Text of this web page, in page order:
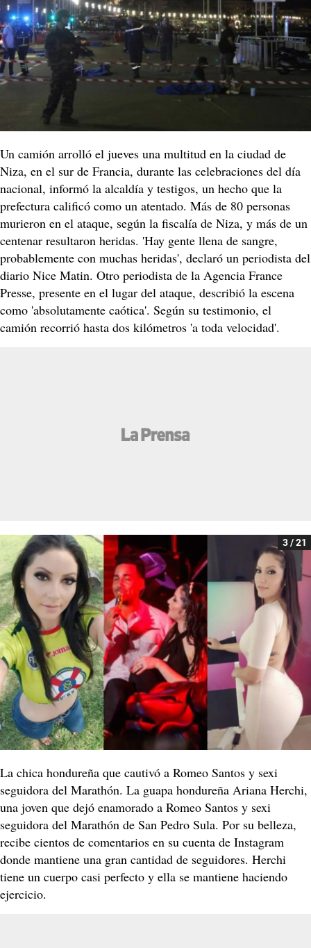
Un camión arrolló el jueves una multitud en la ciudad de
Niza, en el sur de Francia, durante las celebraciones del día
nacional, informó la alcaldía y testigos, un hecho que la
prefectura calificó como un atentado. Más de 80 personas
murieron en el ataque, según la fiscalía de Niza, y más de un
centenar resultaron heridas. 'Hay gente llena de sangre,
probablemente con muchas heridas', declaró un periodista del
diario Nice Matin. Otro periodista de la Agencia France
Presse, presente en el lugar del ataque, describió la escena
como 'absolutamente caótica'. Según su testimonio, el
camión recorrió hasta dos kilómetros 'a toda velocidad'.
3 / 21
La chica hondureña que cautivó a Romeo Santos y sexi
seguidora del Marathón. La guapa hondureña Ariana Herchi,
una joven que dejó enamorado a Romeo Santos y sexi
seguidora del Marathón de San Pedro Sula. Por su belleza,
recibe cientos de comentarios en su cuenta de Instagram
donde mantiene una gran cantidad de seguidores. Herchi
tiene un cuerpo casi perfecto y ella se mantiene haciendo
ejercicio.